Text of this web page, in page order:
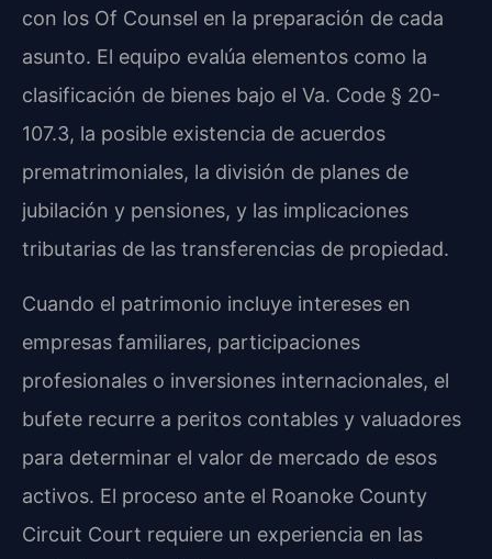
con los Of Counsel en la preparación de cada
asunto. El equipo evalúa elementos como la
clasificación de bienes bajo el Va. Code § 20-
107.3, la posible existencia de acuerdos
prematrimoniales, la división de planes de
jubilación y pensiones, y las implicaciones
tributarias de las transferencias de propiedad.
Cuando el patrimonio incluye intereses en
empresas familiares, participaciones
profesionales o inversiones internacionales, el
bufete recurre a peritos contables y valuadores
para determinar el valor de mercado de esos
activos. El proceso ante el Roanoke County
Circuit Court requiere un experiencia en las